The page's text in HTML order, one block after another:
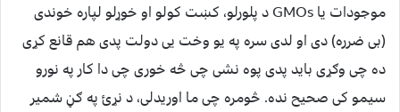
موجودات یا GMOs د پلورلو، کښت کولو او خوړلو لپاره خوندی
(بی ضرره) دی او لدی سره په یو وخت یی دولت پدی هم قانع کړی
ده چی وګړی باید پدی پوه نشی چی څه خوری چی دا کار په نورو
سیمو کی صحیح نده. څومره چی ما اوریدلی، د نړئ په ګڼ شمیر